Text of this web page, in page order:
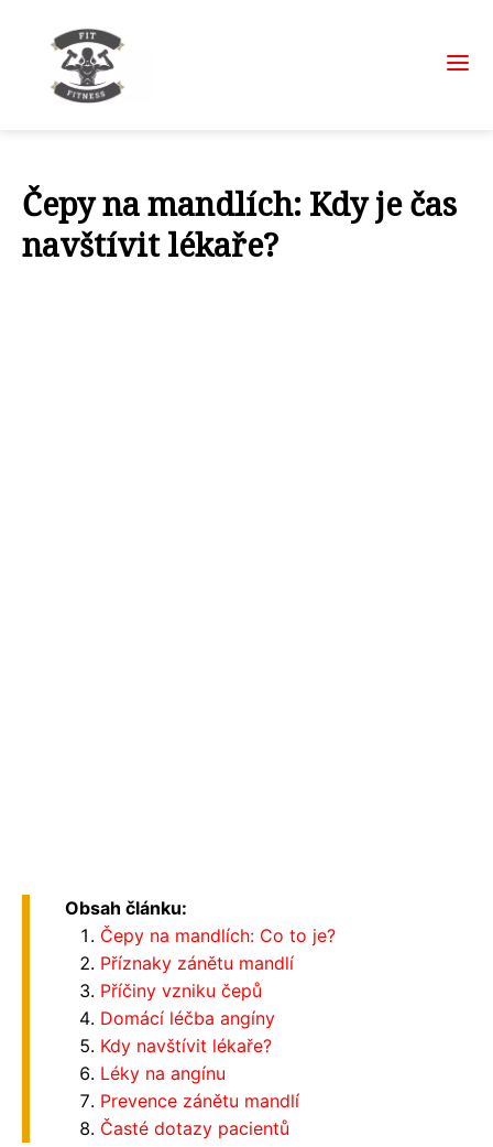
Čepy na mandlích: Kdy je čas
navštívit lékaře?
Obsah článku:
Čepy na mandlích: Co to je?
Příznaky zánětu mandlí
Příčiny vzniku čepů
Domácí léčba angíny
Kdy navštívit lékaře?
Léky na angínu
Prevence zánětu mandlí
Časté dotazy pacientů